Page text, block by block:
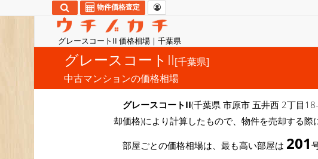
グレースコートII 価格相場 | 千葉県
物件価格査定
グレースコートII[千葉県]
中古マンションの価格相場
グレースコートII(千葉県 市原市 五井西 2丁目
却価格)により計算したもので、物件を売却する際
部屋ごとの価格相場は、最も高い部屋は 201